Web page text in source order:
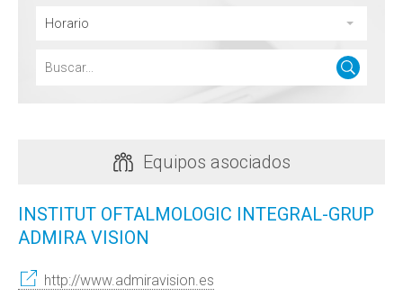
Horario
Equipos asociados
INSTITUT OFTALMOLOGIC INTEGRAL-GRUP
ADMIRA VISION
http://www.admiravision.es